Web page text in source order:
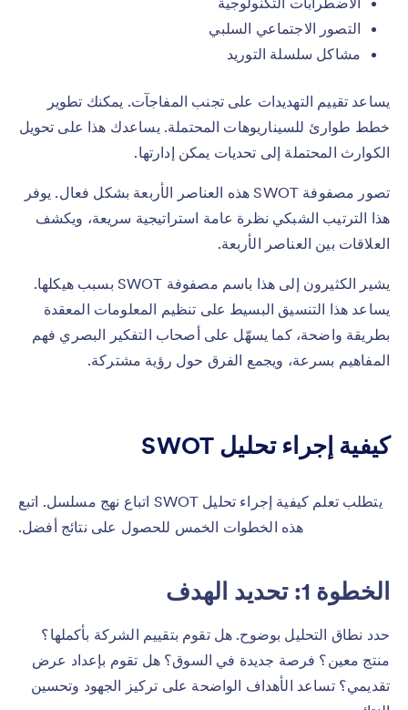
التصور الاجتماعي السلبي
مشاكل سلسلة التوريد
يساعد تقييم التهديدات على تجنب المفاجآت. يمكنك تطوير
خطط طوارئ للسيناريوهات المحتملة. يساعدك هذا على تحويل
الكوارث المحتملة إلى تحديات يمكن إدارتها.
تصور مصفوفة SWOT هذه العناصر الأربعة بشكل فعال. يوفر
هذا الترتيب الشبكي نظرة عامة استراتيجية سريعة، ويكشف
العلاقات بين العناصر الأربعة.
يشير الكثيرون إلى هذا باسم مصفوفة SWOT بسبب هيكلها.
يساعد هذا التنسيق البسيط على تنظيم المعلومات المعقدة
بطريقة واضحة، كما يسهّل على أصحاب التفكير البصري فهم
المفاهيم بسرعة، ويجمع الفرق حول رؤية مشتركة.
كيفية إجراء تحليل SWOT
يتطلب تعلم كيفية إجراء تحليل SWOT اتباع نهج مسلسل. اتبع
هذه الخطوات الخمس للحصول على نتائج أفضل.
الخطوة 1: تحديد الهدف
حدد نطاق التحليل بوضوح. هل تقوم بتقييم الشركة بأكملها؟
منتج معين؟ فرصة جديدة في السوق؟ هل تقوم بإعداد عرض
تقديمي؟ تساعد الأهداف الواضحة على تركيز الجهود وتحسين